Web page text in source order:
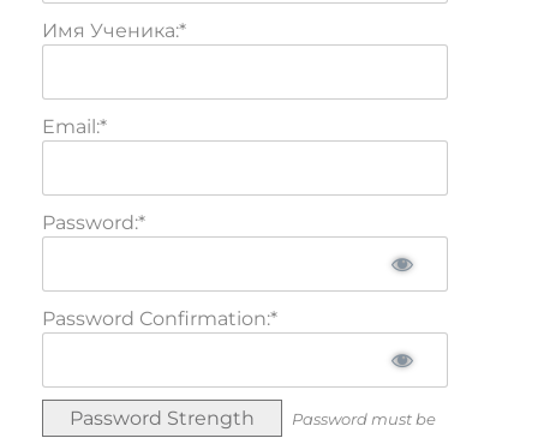
Имя Ученика:*
Email:*
Password:*
Password Confirmation:*
Password Strength
Password must be